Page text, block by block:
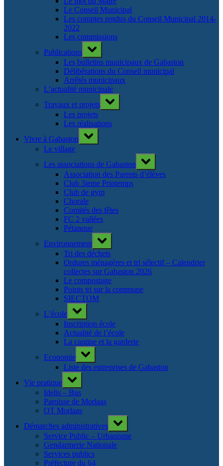
Le Conseil Municipal
Les comptes rendus du Conseil Municipal 2014-
2022
Les commissions
Publications
Toggle
sub-
menu
Les bulletins municipaux de Gabaston
Délibérations du Conseil municipal
Arrêtés municipaux
L’actualité municipale
Travaux et projets
Toggle
sub-
Les projets
Les réalisations
Vivre à Gabaston
Toggle
sub-
Le village
Les associations de Gabaston
Toggle
sub-
menu
Association des Parents d’élèves
Club 3ieme Printemps
Club de gym
Chorale
Comités des fêtes
FC 2 vallées
Pétanque
Environnement
Toggle
sub-
menu
Tri des déchets
Ordures ménagères et tri sélectif – Calendrier
collectes sur Gabaston 2026
Le compostage
Points tri sur la commune
SIECTOM
L’école
Toggle
sub-
menu
Inscription école
Actualité de l’école
La cantine et la garderie
Economie
Toggle
sub-
menu
Liste des entreprises de Gabaston
Vie pratique
Toggle
sub-
menu
Idelis – Bus
Paroisse de Morlaas
OT Morlaas
Démarches administratives
Toggle
sub-
menu
Service Public – Urbanisme
Gendarmerie Nationale
Services publics
Préfecture du 64